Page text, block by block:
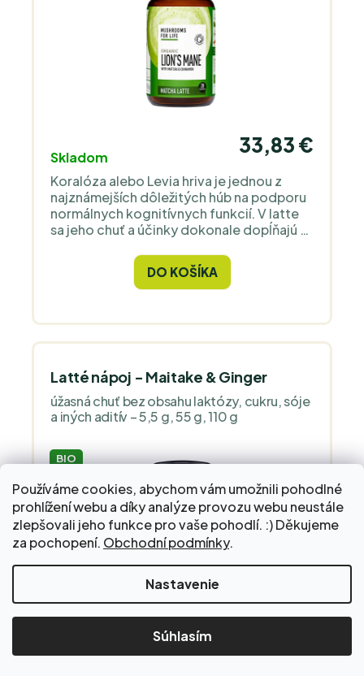
Používáme cookies, abychom vám umožnili pohodlné
prohlížení webu a díky analýze provozu webu neustále
zlepšovali jeho funkce pro vaše pohodlí. :) Děkujeme
za pochopení. Obchodní podmínky.
Nastavenie
Súhlasím
Skladom
33,83 €
Koralóza alebo Levia hriva je jednou z
najznámejších dôležitých húb na podporu
normálnych kognitívnych funkcií. V latte
sa jeho chuť a účinky dokonale dopĺňajú s
mliekom a pravou bio vanilkou a škoricou
z Madagaskaru. Prémiový výrobok.
DO KOŠÍKA
Latté nápoj - Maitake & Ginger
úžasná chuť bez obsahu laktózy, cukru, sóje
a iných aditív – 5,5 g, 55 g, 110 g
BIO
IMUNITA
-37%
21,44 €